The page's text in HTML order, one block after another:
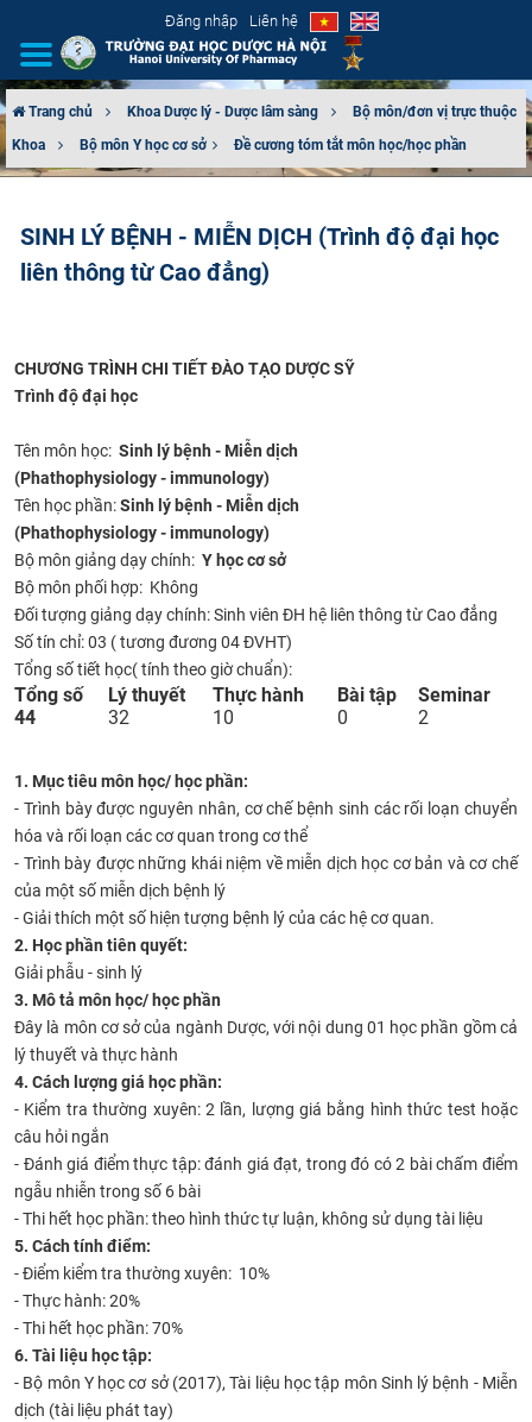
Đăng nhập Liên hệ
GIỚI THIỆU
TUYỂN SINH
ĐẢM BẢO CHẤT LƯỢNG
KHOA HỌC CÔNG NGHỆ
HTQT
CỰU NGƯỜI HỌC
Trang chủ Khoa Dược lý - Dược lâm sàng
Bộ môn/đơn vị trực thuộc
Khoa
Bộ môn Y học cơ sở​ Đề cương tóm tắt môn học/học phần
SINH LÝ BỆNH - MIỄN DỊCH (Trình độ đại học
liên thông từ Cao đẳng)
CHƯƠNG TRÌNH CHI TIẾT ĐÀO TẠO DƯỢC SỸ
Trình độ đại học​
​​Tên môn học: Sinh lý bệnh - Miễn dịch
(Phathophysiology - immunology)
Tên học phần:Sinh lý bệnh - Miễn dịch
(Phathophysiology - immunology)
Bộ môn giảng dạy chính: Y học cơ sở
Bộ môn phối hợp: Không
Đối tượng giảng dạy chính: Sinh viên ĐH hệ liên thông từ Cao đẳng
Số tín chỉ: 03 ( tương đương 04 ĐVHT)
Tổng số tiết học( tính theo giờ chuẩn):
​​Tổng số ​Lý thuyết Thực hành​ Bài tập​
​Seminar
​44
​32 ​10 ​0 ​2
1. Mục tiêu môn học/ học phần:
- Trình bày được nguyên nhân, cơ chế bệnh sinh các rối loạn chuyển
hóa và rối loạn các cơ quan trong cơ thể
- Trình bày được những khái niệm về miễn dịch học cơbản và cơ chế
của một số miễn dịch bệnh lý
- Giải thích một số hiện tượng bệnh lý của các hệ cơ quan.
2. Học phần tiên quyết:
Giải phẫu - sinh lý
3. Mô tả môn học/ học phần
Đây là môn cơ sở của ngành Dược, với nội dung 01 học phần gồm cả
lý thuyết và thực hành
4. Cách lượng giá học phần:
- Kiểm tra thường xuyên: 2 lần, lượng giá bằng hình thức test hoặc
câu hỏi ngắn
- Đánh giá điểm thực tập: đánh giá đạt, trong đó có 2 bài chấm điểm
ngẫu nhiễn trong số 6 bài
- Thi hết học phần: theo hình thức tự luận, không sử dụng tài liệu
5. Cách tính điểm:
- Điểm kiểm tra thường xuyên: 10%
- Thực hành: 20%
- Thi hết học phần: 70%
6. Tài liệu học tập:
- Bộ môn Y học cơ sở (2017), Tài liệu học tập môn Sinh lý bệnh - Miễn
dịch (tài liệu phát tay)